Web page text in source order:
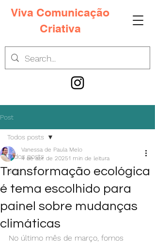
Viva Comunicação
Criativa
Post
Todos posts
blog
Todos posts
Transformação ecológica
é tema escolhido para
painel sobre mudanças
climáticas
Vanessa de Paula Melo
4 de abr. de 20251 min de leitura
No último mês de março, fomos